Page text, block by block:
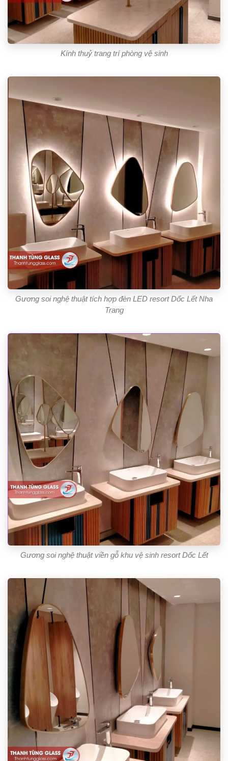
Kính thuỷ trang trí phòng vệ sinh
Gương soi nghệ thuật tích hợp đèn LED resort Dốc Lết Nha
Trang
Gương soi nghệ thuật viền gỗ khu vệ sinh resort Dốc Lết